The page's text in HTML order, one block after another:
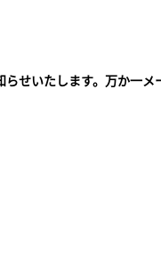
せいたします。万か一メ